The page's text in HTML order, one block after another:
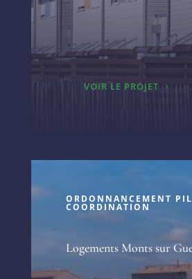
VOIR LE PROJET
ORDONNANCEMENT
COORDINATION
Logements Monts sur